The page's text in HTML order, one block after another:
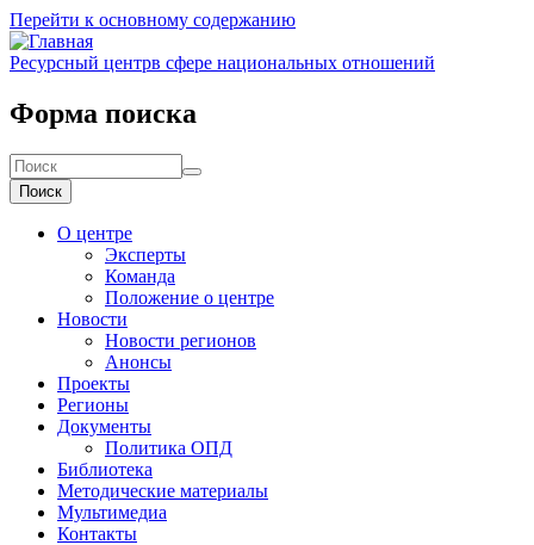
Перейти к основному содержанию
Ресурсный центрв сфере национальных отношений
Форма поиска
Поиск
О центре
Эксперты
Команда
Положение о центре
Новости
Новости регионов
Анонсы
Проекты
Регионы
Документы
Политика ОПД
Библиотека
Методические материалы
Мультимедиа
Контакты